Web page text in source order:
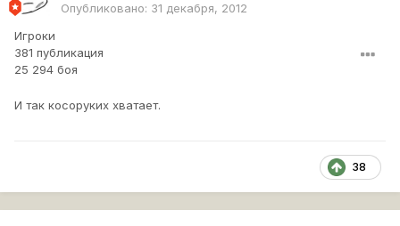
Опубликовано: 31 декабря, 2012
Игроки
381 публикация
25 294 боя
И так косоруких хватает.
38